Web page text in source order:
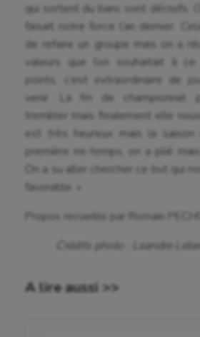
Boules lyonnaises
Canoë-kayak
Cheerleading
Course à pied
Crossfit
Danse
Equitation
qui sortent du banc sont décisifs.
faisait notre force l’an dernier.
de refaire un groupe mais on a
valeurs que l’on souhaitait à
points, c’est extraordinaire de
venir. La fin de championnat
trembler mais finalement elle
est très heureux mais la saison
première mi-temps, on a plié mais
On a su aller chercher ce but qui
favorable. »
Propos recueillis par Romain
Crédits photo : Leandre
A lire aussi >>